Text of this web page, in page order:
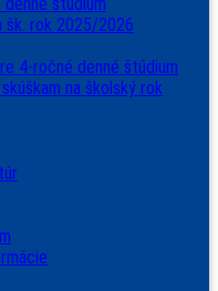
šk. rok 2025/2026
4-ročné denné štúdium
na školský rok